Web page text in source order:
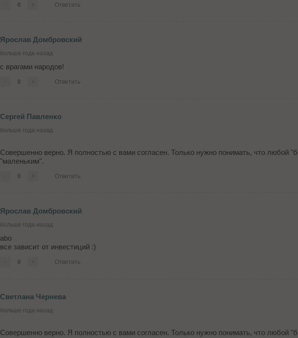
0 Ответить
Ярослав Домбровский
больше года назад
с врагами народов!
0 Ответить
Сергей Павленко
больше года назад
Совершенно верно. Я полностью с вами согласен. Только нужно понимать, что любой
"маленьким".
0 Ответить
Ярослав Домбровский
больше года назад
abo
все зависит от инвестиций :)
0 Ответить
Светлана Чернева
больше года назад
Совершенно верно. Я полностью с вами согласен. Только нужно понимать, что любой